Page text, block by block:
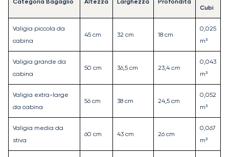
Categoria Bagaglio Altezza Larghezza Profondità
Cubi
Valigia piccola da
cabina
45 cm 32 cm 18 cm
0,025
m³
Valigia grande da
cabina
50 cm 36,5 cm 23,4 cm
0,043
m³
Valigia extra-large
da cabina
56 cm 38 cm 24,5 cm
0,052
m³
Valigia media da
stiva
60 cm 43 cm 26 cm
0,067
m³